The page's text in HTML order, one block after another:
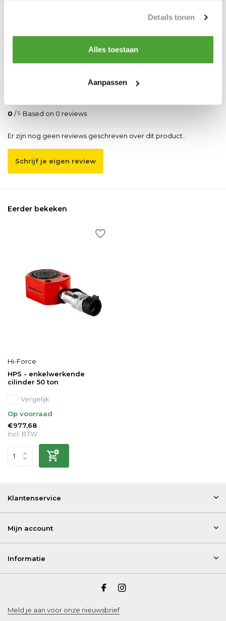
Details tonen
Alles toestaan
Aanpassen
0 /5 Based on 0 reviews
Er zijn nog geen reviews geschreven over dit product..
Schrijf je eigen review
Eerder bekeken
Hi-Force
HPS - enkelwerkende
cilinder 50 ton
Vergelijk
Op voorraad
€977,68
Incl. BTW
Klantenservice
Mijn account
Informatie
Meld je aan voor onze nieuwsbrief